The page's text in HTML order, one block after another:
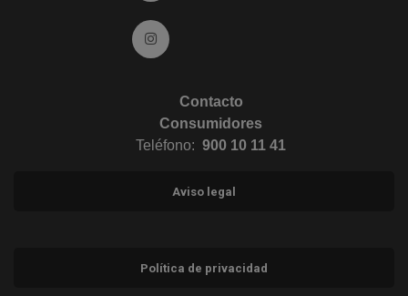
Ir a Instagram (abre en ventana nueva)
Contacto
Consumidores
Teléfono: 900 10 11 41
Aviso legal
Política de privacidad